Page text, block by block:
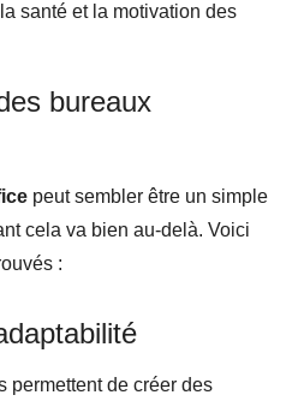
santé et la motivation des
bureaux
peut sembler être un simple
cela va bien au-delà. Voici
:
permettent de créer des